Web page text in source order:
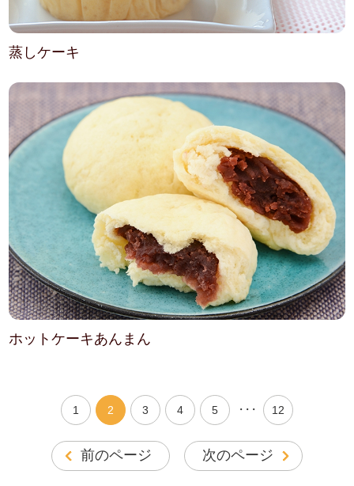
蒸しケーキ
ホットケーキあんまん
前のページ
1 2 3 4 5 ・・・ 12
次のページ